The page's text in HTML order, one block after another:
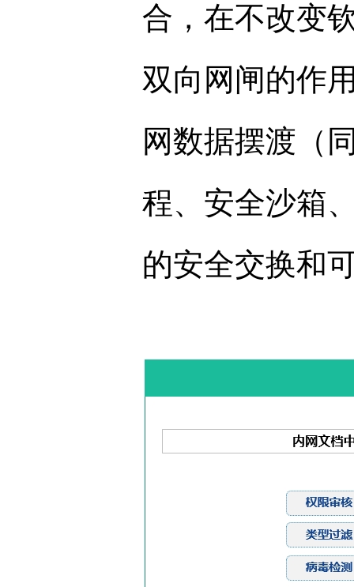
合，在不改变
双向网闸的作
网数据摆渡（
程、安全沙箱
的安全交换和